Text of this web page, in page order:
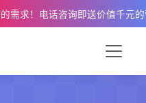
需求！电话咨询即送价值千元